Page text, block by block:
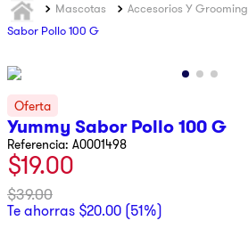
Mascotas Accesorios Y Grooming
Sabor Pollo 100 G
Yummy Sabor Pollo 100 G
Referencia: A0001498
$19.00
$39.00
Te ahorras $20.00 (51%)
MÁS
BUSCADOS
3.
4.
pantalla
5.
motos
6.
lavadora